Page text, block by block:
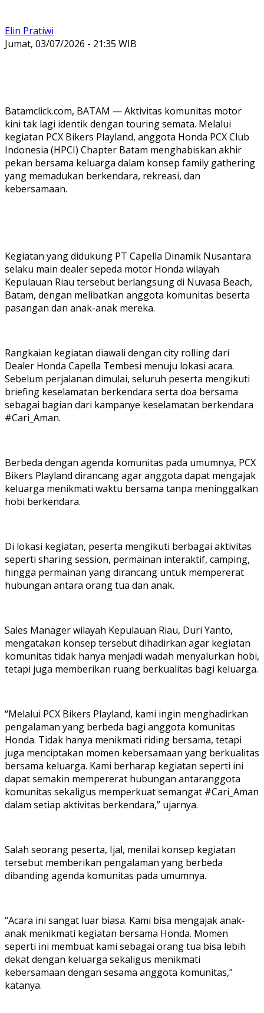
Elin Pratiwi
Jumat, 03/07/2026 - 21:35 WIB
Batamclick.com, BATAM — Aktivitas komunitas motor
kini tak lagi identik dengan touring semata. Melalui
kegiatan PCX Bikers Playland, anggota Honda PCX Club
Indonesia (HPCI) Chapter Batam menghabiskan akhir
pekan bersama keluarga dalam konsep family gathering
yang memadukan berkendara, rekreasi, dan
kebersamaan.
Kegiatan yang didukung PT Capella Dinamik Nusantara
selaku main dealer sepeda motor Honda wilayah
Kepulauan Riau tersebut berlangsung di Nuvasa Beach,
Batam, dengan melibatkan anggota komunitas beserta
pasangan dan anak-anak mereka.
Rangkaian kegiatan diawali dengan city rolling dari
Dealer Honda Capella Tembesi menuju lokasi acara.
Sebelum perjalanan dimulai, seluruh peserta mengikuti
briefing keselamatan berkendara serta doa bersama
sebagai bagian dari kampanye keselamatan berkendara
#Cari_Aman.
Berbeda dengan agenda komunitas pada umumnya, PCX
Bikers Playland dirancang agar anggota dapat mengajak
keluarga menikmati waktu bersama tanpa meninggalkan
hobi berkendara.
Di lokasi kegiatan, peserta mengikuti berbagai aktivitas
seperti sharing session, permainan interaktif, camping,
hingga permainan yang dirancang untuk mempererat
hubungan antara orang tua dan anak.
Sales Manager wilayah Kepulauan Riau, Duri Yanto,
mengatakan konsep tersebut dihadirkan agar kegiatan
komunitas tidak hanya menjadi wadah menyalurkan hobi,
tetapi juga memberikan ruang berkualitas bagi keluarga.
“Melalui PCX Bikers Playland, kami ingin menghadirkan
pengalaman yang berbeda bagi anggota komunitas
Honda. Tidak hanya menikmati riding bersama, tetapi
juga menciptakan momen kebersamaan yang berkualitas
bersama keluarga. Kami berharap kegiatan seperti ini
dapat semakin mempererat hubungan antaranggota
komunitas sekaligus memperkuat semangat #Cari_Aman
dalam setiap aktivitas berkendara,” ujarnya.
Salah seorang peserta, Ijal, menilai konsep kegiatan
tersebut memberikan pengalaman yang berbeda
dibanding agenda komunitas pada umumnya.
“Acara ini sangat luar biasa. Kami bisa mengajak anak-
anak menikmati kegiatan bersama Honda. Momen
seperti ini membuat kami sebagai orang tua bisa lebih
dekat dengan keluarga sekaligus menikmati
kebersamaan dengan sesama anggota komunitas,”
katanya.